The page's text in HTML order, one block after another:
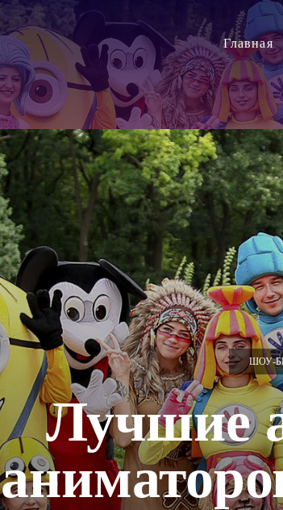
Главная
ШОУ-
Лучшие